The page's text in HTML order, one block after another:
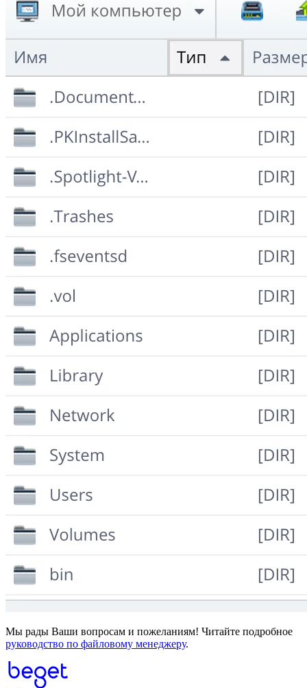
Мы рады Ваши вопросам и пожеланиям! Читайте подробное
руководство по файловому менеджеру.